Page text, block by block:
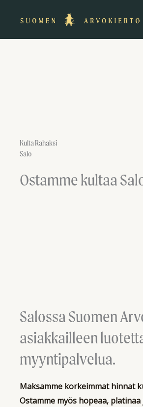
sisältöön
Kulta Rahaksi
Salo
Ostamme kultaa
Salossa Suomen
asiakkailleen
myyntipalvelua.
Maksamme korkeimmat hinnat
Ostamme myös hopeaa, platinaa